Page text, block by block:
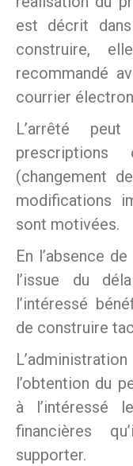
est décrit
construire,
recommandé
courrier
L’arrêté
prescriptions
(changement
modifications
sont motivées.
En l’absence
l’issue du
l’intéressé
de construire
l’obtention du
à l’intéressé
financières
supporter.